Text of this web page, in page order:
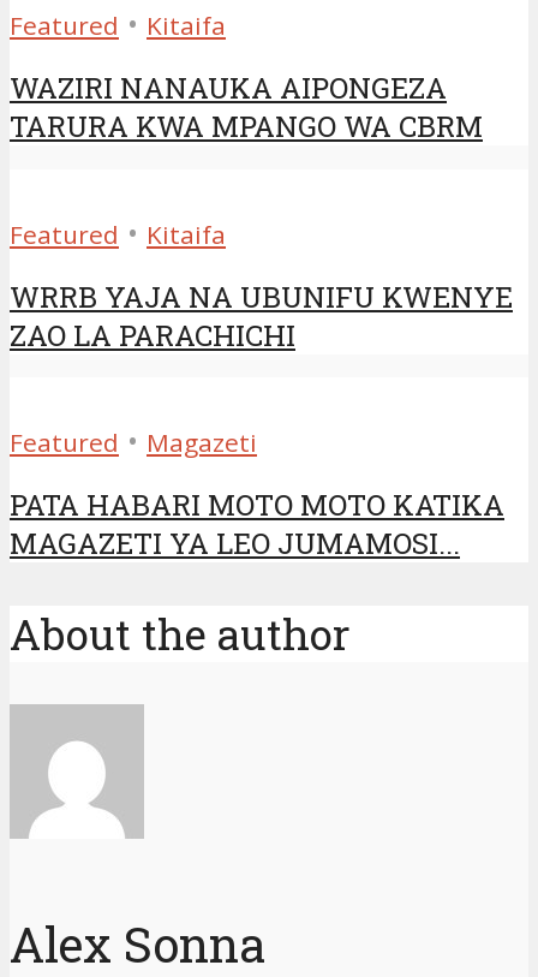
Featured • Kitaifa
WAZIRI NANAUKA AIPONGEZA
TARURA KWA MPANGO WA CBRM
Featured • Kitaifa
WRRB YAJA NA UBUNIFU KWENYE
ZAO LA PARACHICHI
Featured • Magazeti
PATA HABARI MOTO MOTO KATIKA
MAGAZETI YA LEO JUMAMOSI...
About the author
Alex Sonna